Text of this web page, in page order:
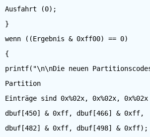
Ausfahrt (0);
}
wenn ((Ergebnis & 0xff00) == 0)
{
printf("\n\nDie neuen
Partition
Einträge sind 0x%02x, 0x%02x,
dbuf[450] & 0xff, dbuf[466] & 0xff,
dbuf[482] & 0xff, dbuf[498] & 0xff);